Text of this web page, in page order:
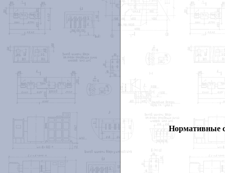
Нормативные